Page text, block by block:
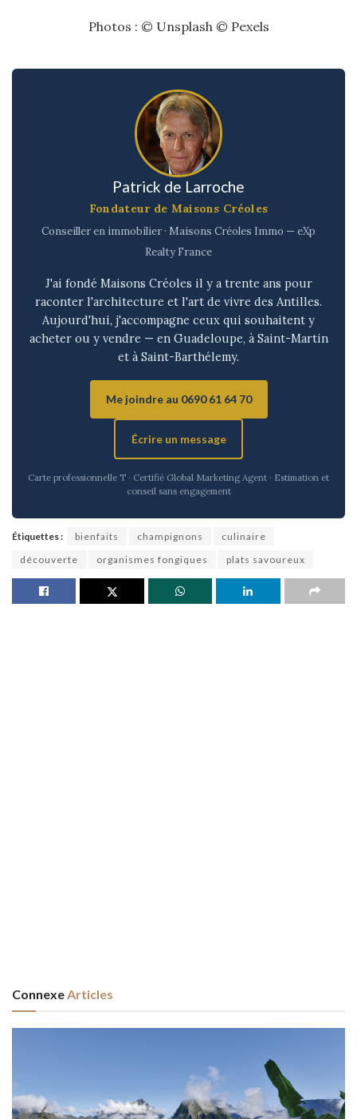
Photos : © Unsplash © Pexels
Patrick de Larroche
Fondateur de Maisons Créoles
Conseiller en immobilier · Maisons Créoles Immo — eXp
Realty France
J'ai fondé Maisons Créoles il y a trente ans pour
raconter l'architecture et l'art de vivre des Antilles.
Aujourd'hui, j'accompagne ceux qui souhaitent y
acheter ou y vendre — en Guadeloupe, à Saint-Martin
et à Saint-Barthélemy.
Me joindre au 0690 61 64 70
Écrire un message
Carte professionnelle T · Certifié Global Marketing Agent · Estimation et
conseil sans engagement
Étiquettes : bienfaits champignons
culinaire
découverte
organismes fongiques plats savoureux
ConnexeArticles